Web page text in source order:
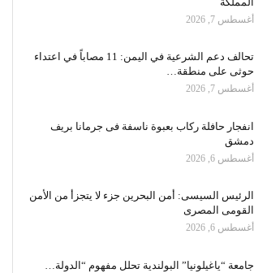
أغسطس 7, 2026
تحالف دعم الشرعية في اليمن: 11 مصاباً في اعتداء
حوثى على منطقة…
أغسطس 7, 2026
انفجار حافلة ركاب بعبوة ناسفة فى جرمانا بريف
دمشق
أغسطس 6, 2026
الرئيس السيسى: أمن البحرين جزء لا يتجزأ من الأمن
القومى المصرى
أغسطس 6, 2026
جامعة “ياغيلونيا” البولندية تحلل مفهوم “الدولة…